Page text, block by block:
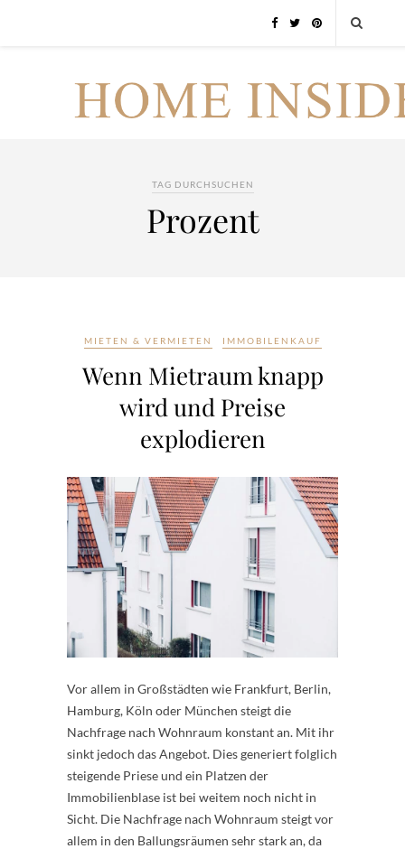
TAG DURCHSUCHEN
Prozent
MIETEN & VERMIETEN IMMOBILENKAUF
Wenn Mietraum knapp
wird und Preise
explodieren
Vor allem in Großstädten wie Frankfurt, Berlin,
Hamburg, Köln oder München steigt die
Nachfrage nach Wohnraum konstant an. Mit ihr
sinkt jedoch das Angebot. Dies generiert folglich
steigende Priese und ein Platzen der
Immobilienblase ist bei weitem noch nicht in
Sicht. Die Nachfrage nach Wohnraum steigt vor
allem in den Ballungsräumen sehr stark an, da